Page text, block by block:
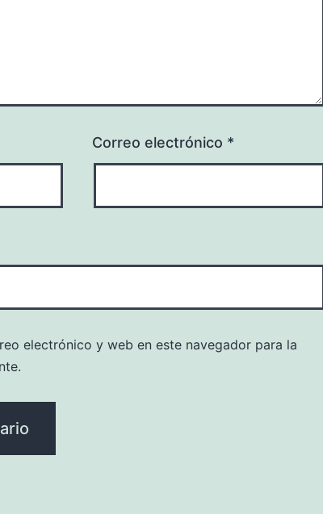
Correo electrónico *
electrónico y web en este navegador para la